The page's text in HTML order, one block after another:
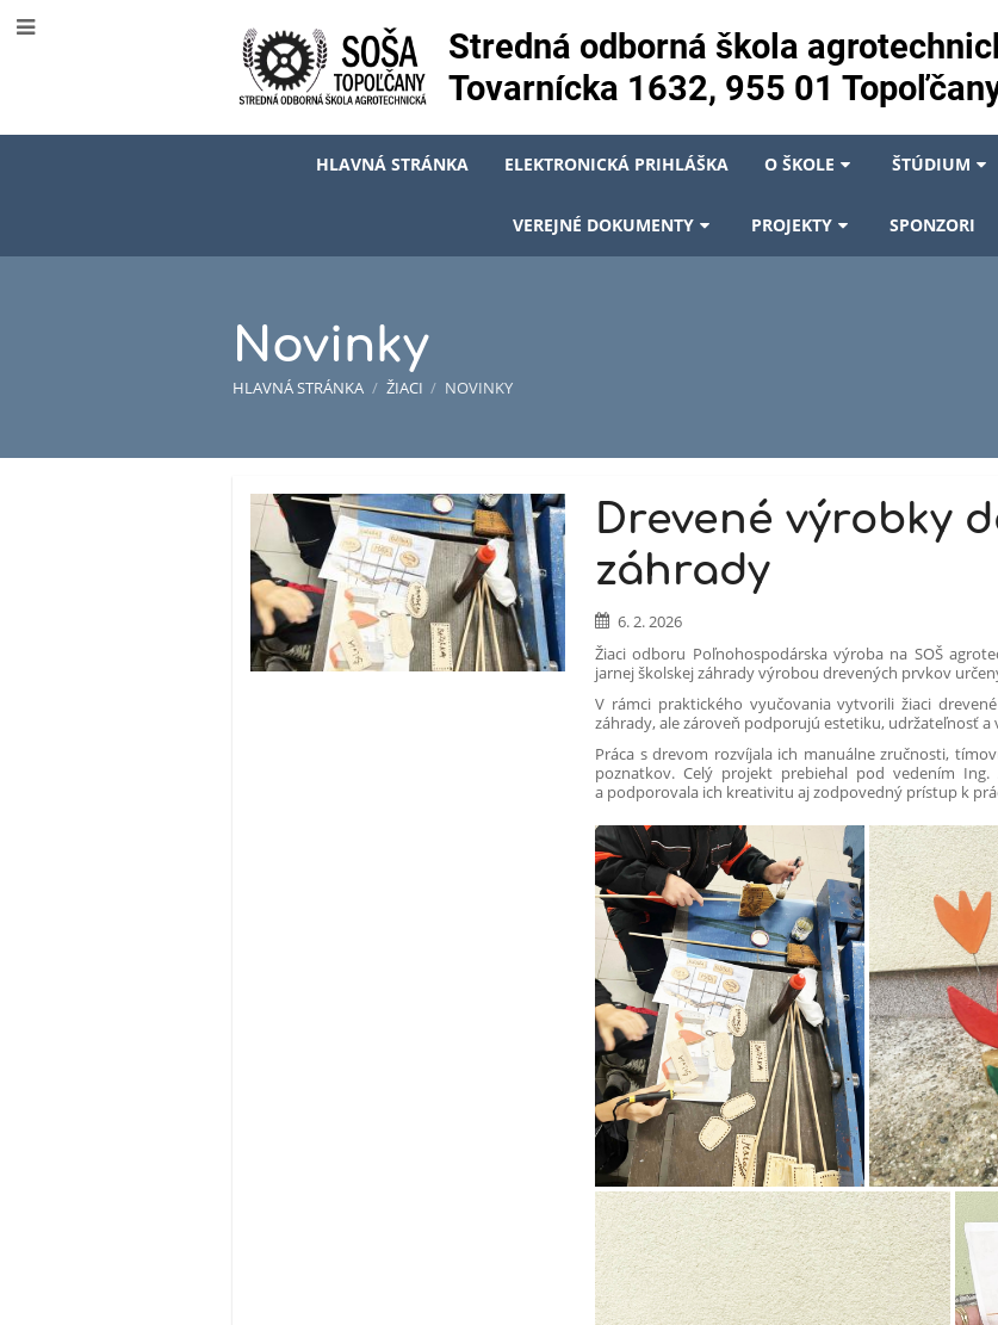
Stredná odborná škola
Tovarnícka 1632, 955 01
HLAVNÁ STRÁNKA ELEKTRONICKÁ PRIHLÁŠKA O ŠKOLE ŠTÚDIUM
VEREJNÉ DOKUMENTY PROJEKTY SPONZORI
Novinky
HLAVNÁ STRÁNKA / ŽIACI / NOVINKY
Novinky
Drevené výrobky
záhrady
6. 2. 2026
Žiaci odboru Poľnohospodárska výroba na SOŠ
jarnej školskej záhrady výrobou drevených prvkov
V rámci praktického vyučovania vytvorili žiaci
záhrady, ale zároveň podporujú estetiku, udržateľnosť a
Práca s drevom rozvíjala ich manuálne zručnosti,
poznatkov. Celý projekt prebiehal pod vedením
a podporovala ich kreativitu aj zodpovedný prístup k